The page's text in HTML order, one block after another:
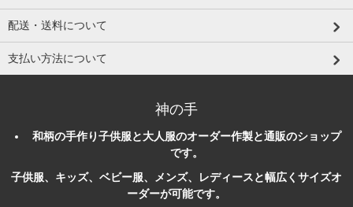
配送・送料について
支払い方法について
神の手
和柄の手作り子供服と大人服のオーダー作製と通販のショップ
です。
子供服、キッズ、ベビー服、メンズ、レディースと幅広くサイズオ
ーダーが可能です。